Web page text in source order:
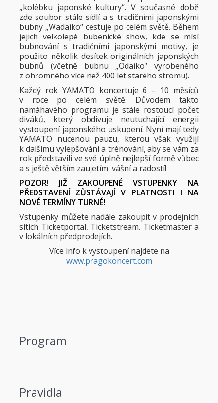
„kolébku japonské kultury“. V současné době
zde soubor stále sídlí a s tradičními japonskými
bubny „Wadaiko“ cestuje po celém světě. Během
jejich velkolepé bubenické show, kde se mísí
bubnování s tradičními japonskými motivy, je
použito několik desítek originálních japonských
bubnů (včetně bubnu „Odaiko“ vyrobeného
z ohromného více než 400 let starého stromu).
Každý rok YAMATO koncertuje 6 – 10 měsíců
v roce po celém světě. Důvodem takto
namáhavého programu je stále rostoucí počet
diváků, který obdivuje neutuchající energii
vystoupení japonského uskupení. Nyní mají tedy
YAMATO nucenou pauzu, kterou však využijí
k dalšímu vylepšování a trénování, aby se vám za
rok představili ve své úplně nejlepší formě vůbec
a s ještě větším zaujetím, vášní a radostí!
POZOR! JIŽ ZAKOUPENÉ VSTUPENKY NA
PŘEDSTAVENÍ ZŮSTÁVAJÍ V PLATNOSTI I NA
NOVÉ TERMÍNY TURNÉ!
Vstupenky můžete nadále zakoupit v prodejních
sítích Ticketportal, Ticketstream, Ticketmaster a
v lokálních předprodejích.
Více info k vystoupení najdete na
www.pragokoncert.com
Program
Pravidla